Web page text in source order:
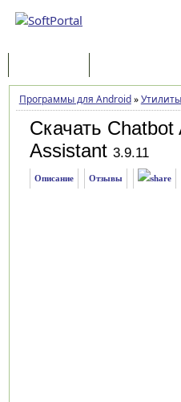
Программы для Android»Утилиты
Скачать
Assistant 3.9.11
Описание Отзывы